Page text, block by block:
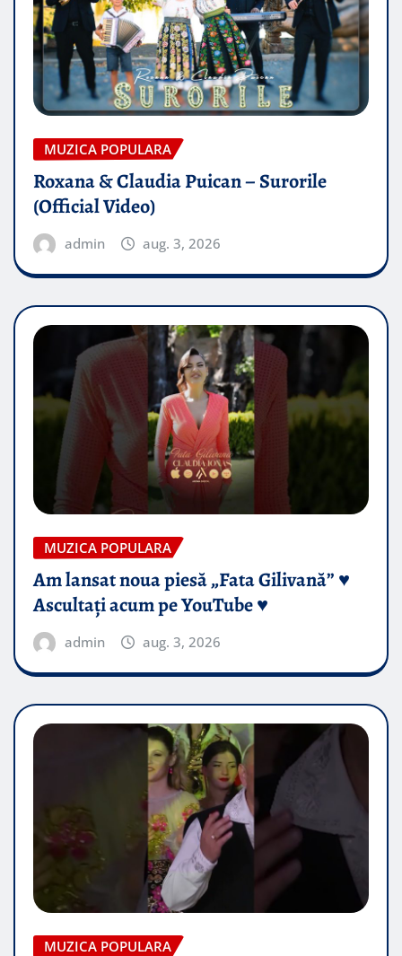
MUZICA POPULARA
Roxana & Claudia Puican – Surorile
(Official Video)
admin aug. 3, 2026
MUZICA POPULARA
Am lansat noua piesă „Fata Gilivană” ♥️
Ascultați acum pe YouTube ♥️
admin aug. 3, 2026
MUZICA POPULARA